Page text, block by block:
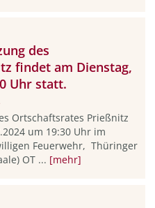
des
findet am Dienstag,
Uhr statt.
Ortschaftsrates Prießnitz
um 19:30 Uhr im
Feuerwehr, Thüringer
OT ... [mehr]